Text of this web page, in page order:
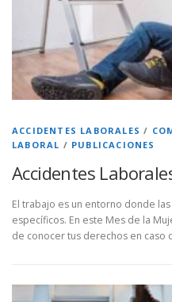
ACCIDENTES LABORALES /
LABORAL / PUBLICACIONES
Accidentes
El trabajo es un entorno donde
específicos. En este Mes de la
de conocer tus derechos en caso